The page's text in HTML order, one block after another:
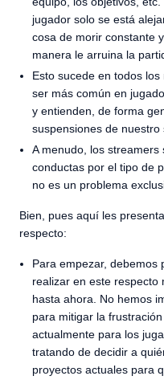
jugador solo se está
cosa de morir constante
manera le arruina la
Esto sucede en todos
ser más común en
y entienden, de forma
suspensiones de nuestro
A menudo, los
conductas por el tipo de
no es un problema
Bien, pues aquí les
respecto:
Para empezar, debemos
realizar en este respecto
hasta ahora. No hemos
para mitigar la
actualmente para los
tratando de decidir a
proyectos actuales para